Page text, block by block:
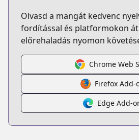
Olvasd a mangát kedvenc
fordítással és platformokon
előrehaladás nyomon
Chrome Web
Firefox Add-
Edge Add-